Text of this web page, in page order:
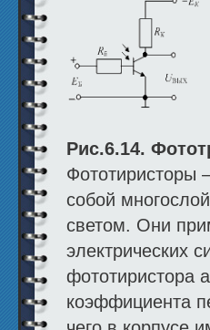
Рис.6.14.
Фототиристоры
собой
светом. Они
электрических
фототиристора
коэффициента